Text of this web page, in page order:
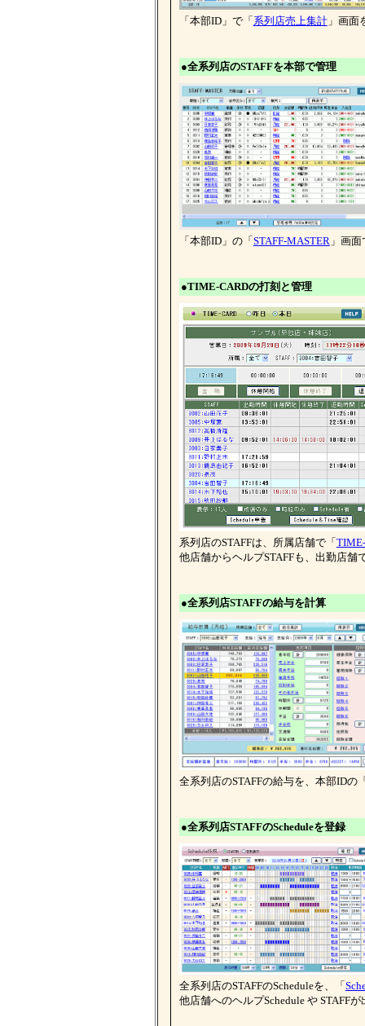
「本部ID」で「 系列店売上集計」画面
●全系列店のSTAFFを本部で管理
「本部ID」の「STAFF-MASTER 」画
●TIME-CARDの打刻と管理
系列店のSTAFFは、所属店舗で「
他店舗からヘルプSTAFFも、出勤店
●全系列店STAFFの給与を計算
全系列店のSTAFFの給与を、本部IDの
●全系列店STAFFのScheduleを登録
全系列店のSTAFFのScheduleを、「
他店舗へのヘルプSchedule や STAFF